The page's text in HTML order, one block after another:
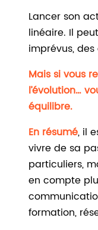
Lancer son
linéaire. Il
imprévus, des
Mais si vous
l’évolution…
équilibre.
En résumé, il
vivre de sa
particuliers,
en compte
formation,